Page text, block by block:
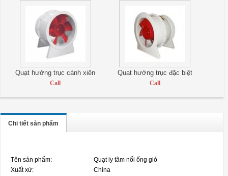
Quạt hướng trục cánh xiên
Call
Quạt hướng trục đặc biệt
Call
Chi tiết sản phẩm
Tên sản phẩm:
Xuất xứ:
Quạt ly tâm nối ống gió
China